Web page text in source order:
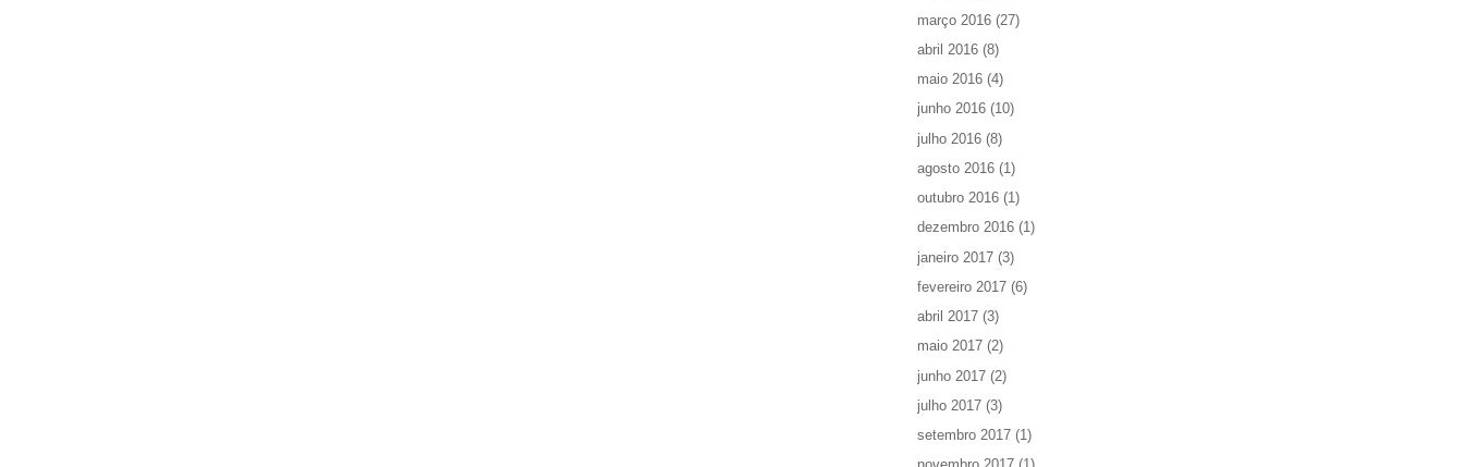
março 2016 (27)
abril 2016 (8)
maio 2016 (4)
junho 2016 (10)
julho 2016 (8)
agosto 2016 (1)
outubro 2016 (1)
dezembro 2016 (1)
janeiro 2017 (3)
fevereiro 2017 (6)
abril 2017 (3)
maio 2017 (2)
junho 2017 (2)
julho 2017 (3)
setembro 2017 (1)